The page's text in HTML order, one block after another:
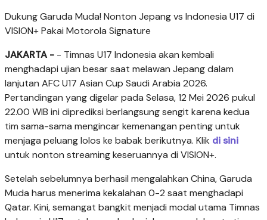
Dukung Garuda Muda! Nonton Jepang vs Indonesia U17 di
VISION+ Pakai Motorola Signature
JAKARTA - - Timnas U17 Indonesia akan kembali
menghadapi ujian besar saat melawan Jepang dalam
lanjutan AFC U17 Asian Cup Saudi Arabia 2026.
Pertandingan yang digelar pada Selasa, 12 Mei 2026 pukul
22.00 WIB ini diprediksi berlangsung sengit karena kedua
tim sama-sama mengincar kemenangan penting untuk
menjaga peluang lolos ke babak berikutnya. Klik di sini
untuk nonton streaming keseruannya di VISION+.
Setelah sebelumnya berhasil mengalahkan China, Garuda
Muda harus menerima kekalahan 0-2 saat menghadapi
Qatar. Kini, semangat bangkit menjadi modal utama Timnas